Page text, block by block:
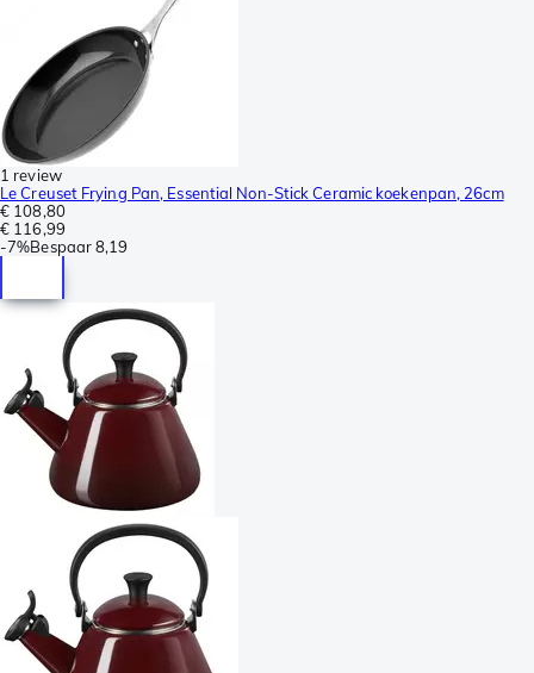
1 review
Le Creuset Frying Pan, Essential Non-Stick Ceramic koekenpan, 26cm
€ 108,80
€ 116,99
-7%Bespaar8,19